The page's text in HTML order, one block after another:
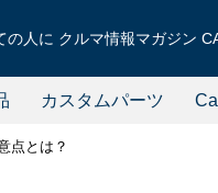
の人に クルマ情報マガジン
カスタムパーツ
点とは？